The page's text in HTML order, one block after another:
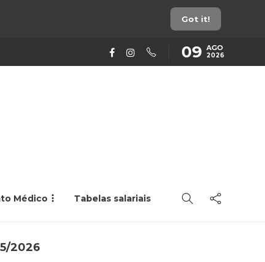
Got it!
09 AGO
2026
Médico Tabelas salariais
2026